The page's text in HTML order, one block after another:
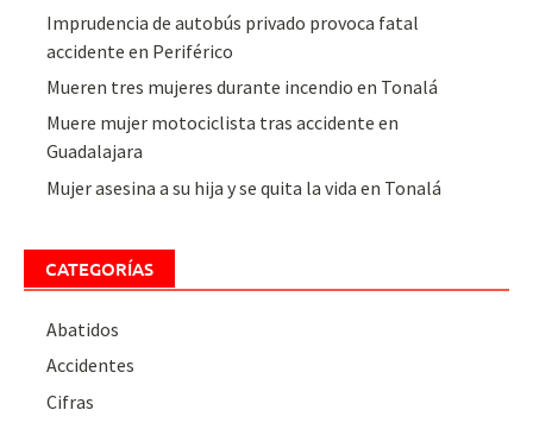
Imprudencia de autobús privado provoca fatal
accidente en Periférico
Mueren tres mujeres durante incendio en Tonalá
Muere mujer motociclista tras accidente en
Guadalajara
Mujer asesina a su hija y se quita la vida en Tonalá
CATEGORÍAS
Abatidos
Accidentes
Cifras